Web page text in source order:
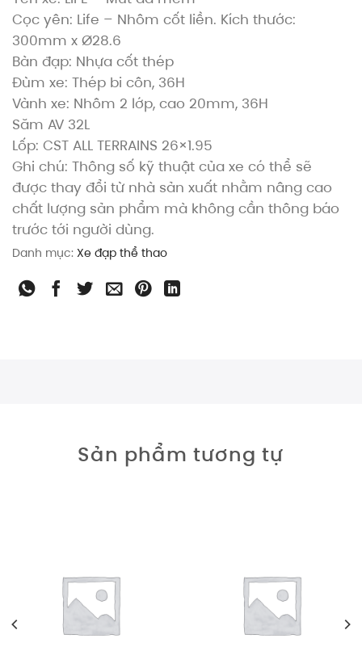
Cọc yên: Life – Nhôm cốt liền. Kích thước:
300mm x Ø28.6
Bàn đạp: Nhựa cốt thép
Đùm xe: Thép bi côn, 36H
Vành xe: Nhôm 2 lớp, cao 20mm, 36H
Săm AV 32L
Lốp: CST ALL TERRAINS 26×1.95
Ghi chú: Thông số kỹ thuật của xe có thể sẽ
được thay đổi từ nhà sản xuất nhằm nâng cao
chất lượng sản phẩm mà không cần thông báo
trước tới người dùng.
Danh mục: Xe đạp thể thao
Sản phẩm tương tự